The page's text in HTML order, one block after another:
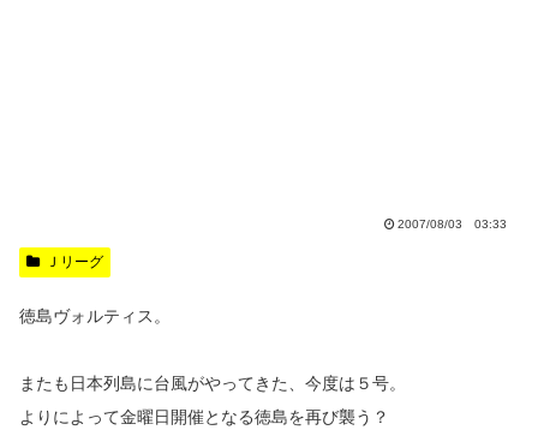
2007/08/03 03:33
Ｊリーグ
徳島ヴォルティス。
またも日本列島に台風がやってきた、今度は５号。
よりによって金曜日開催となる徳島を再び襲う？